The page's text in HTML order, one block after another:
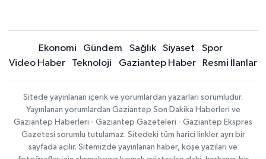
Ekonomi Gündem Sağlık Siyaset
Spor
Video Haber
Teknoloji Gaziantep Haber Resmi İlanlar
Sitede yayınlanan içerik ve yorumlardan yazarları sorumludur.
Yayınlanan yorumlardan Gaziantep Son Dakika Haberleri ve
Gaziantep Haberleri - Gaziantep Gazeteleri - Gaziantep Ekspres
Gazetesi sorumlu tutulamaz. Sitedeki tüm harici linkler ayrı bir
sayfada açılır. Sitemizde yayınlanan haber, köşe yazıları ve